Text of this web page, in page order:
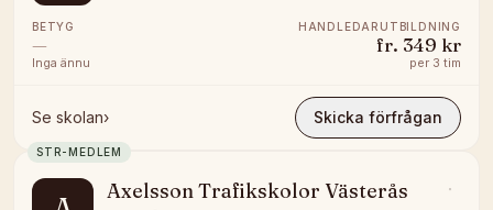
BETYG
—
Inga ännu
HANDLEDARUTBILDNING
fr. 349 kr
per 3 tim
Se skolan› Skicka förfrågan
STR-MEDLEM
Axelsson Trafikskolor Västerås